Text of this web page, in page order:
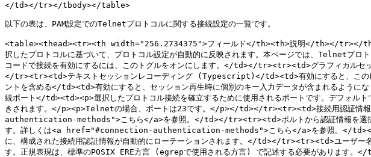
</td></tr></tbody></table>
以下の表は、PAM設定でのTelnetプロトコルに関する接続設定の一覧です。
<table><thead><tr><th width="256.2734375">フィールド</th><th>説明</th></tr></
択したプロトコルに基づいて、プロトコル設定が自動的に反映されます。本ページでは、
コードで接続を有効にするには、このトグルをオンにします。</td></tr><tr><td>グラフィカルセ
</tr><tr><td>テキストセッションレコーディング (Typescript)</td><td>有効にすると、こ
ントを含める</td><td>有効にすると、セッション再生時に個別のキー入力データが含まれるよ
続ポート</td><td><p>選択したプロトコル接続を確立するために使用されるポートです。デフォル
きされます。</p><p>Telnetの場合、ポートは23です。</p></td></tr><tr><td>接続用認証情
authentication-methods">こちら</a>を参照。</td></tr><tr><td>ボルトから認証情報を選択で
す。詳しくは<a href="#connection-authentication-methods">こちら</a>を参照。</td></
に、構成された接続用認証情報が自動的にローテーションされます。</td></tr><tr><td>ユーザー
す。正規表現は、標準のPOSIX ERE方言 (egrepで使用される方言) で記述する必要があります